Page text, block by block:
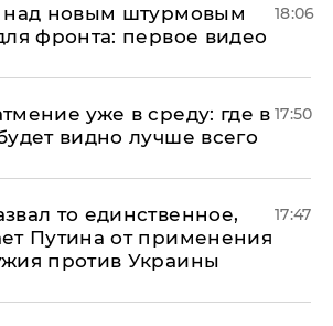
над новым штурмовым
фронта: первое видео
18:06
уже в среду: где в
видно лучше всего
17:50
то единственное,
Путина от применения
против Украины
17:47